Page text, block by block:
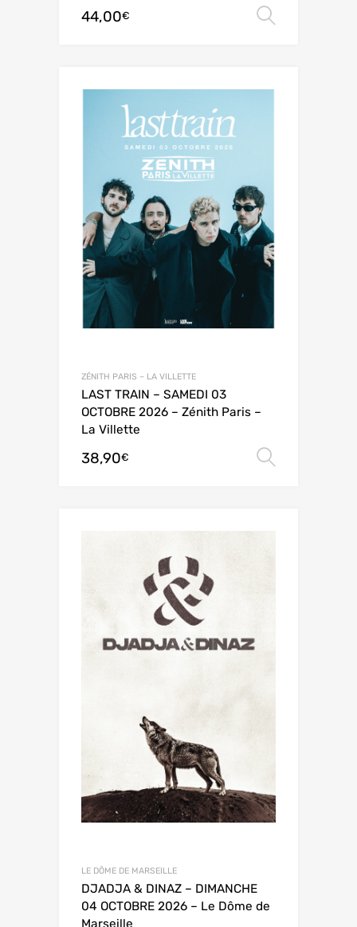
44,00€
ZÉNITH PARIS – LA VILLETTE
LAST TRAIN – SAMEDI 03
OCTOBRE 2026 – Zénith Paris –
La Villette
38,90€
LE DÔME DE MARSEILLE
DJADJA & DINAZ – DIMANCHE
04 OCTOBRE 2026 – Le Dôme de
Marseille